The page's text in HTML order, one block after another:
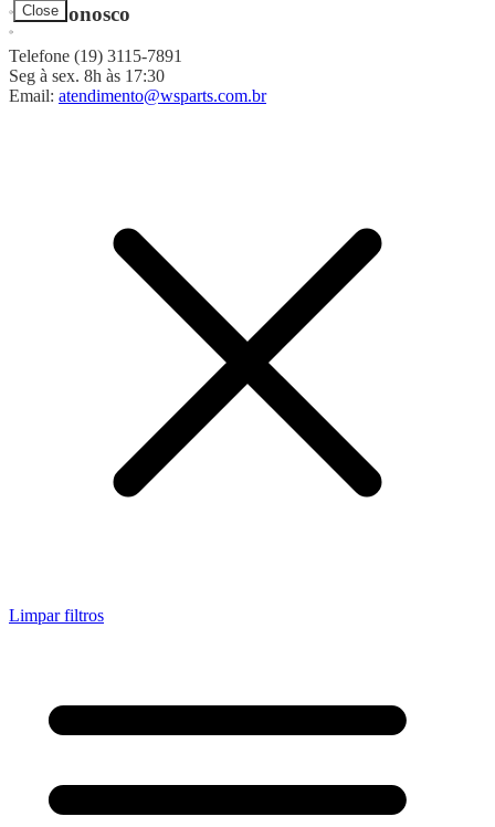
Close
Fale Conosco
Telefone (19) 3115-7891
Seg à sex. 8h às 17:30
Email: atendimento@wsparts.com.br
Limpar filtros